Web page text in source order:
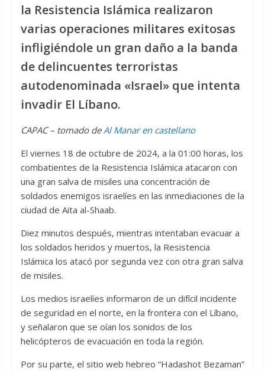
la Resistencia Islámica realizaron
varias operaciones militares exitosas
infligiéndole un gran daño a la banda
de delincuentes terroristas
autodenominada «Israel» que intenta
invadir El Líbano.
CAPAC – tomado deAl Manar en castellano
El viernes 18 de octubre de 2024, a la 01:00 horas, los
combatientes de la Resistencia Islámica atacaron con
una gran salva de misiles una concentración de
soldados enemigos israelíes en las inmediaciones de la
ciudad de Aita al-Shaab.
Diez minutos después, mientras intentaban evacuar a
los soldados heridos y muertos, la Resistencia
Islámica los atacó por segunda vez con otra gran salva
de misiles.
Los medios israelíes informaron de un difícil incidente
de seguridad en el norte, en la frontera con el Líbano,
y señalaron que se oían los sonidos de los
helicópteros de evacuación en toda la región.
Por su parte, el sitio web hebreo “Hadashot Bezaman”